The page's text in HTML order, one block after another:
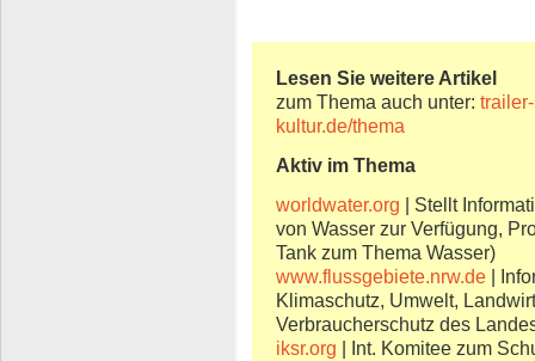
Lesen Sie weitere Artikel
zum Thema auch unter:
kultur.de/thema
Aktiv im Thema
worldwater.org | Stellt
von Wasser zur Verfügung,
Tank zum Thema Wasser)
www.flussgebiete.nrw.de |
Klimaschutz, Umwelt,
Verbraucherschutz des
iksr.org | Int. Komitee zum